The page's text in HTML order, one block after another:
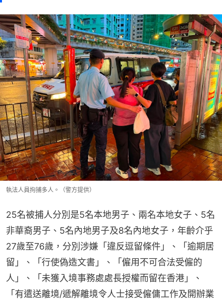
執法人員拘捕多人。（警方提供）
25名被捕人分別是5名本地男子、兩名本地女子、5名
非華裔男子、5名內地男子及8名內地女子，年齡介乎
27歲至76歲，分別涉嫌「違反逗留條件」、「逾期居
留」、「行使偽造文書」、「僱用不可合法受僱的
人」、「未獲入境事務處處長授權而留在香港」、
「有遣送離境/遞解離境令人士接受僱傭工作及開辦業